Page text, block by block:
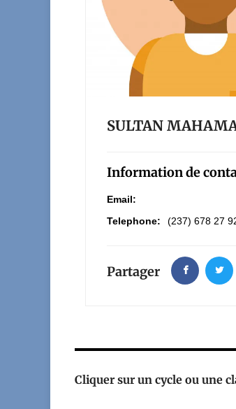
SULTAN
Information de
Email:
Telephone:
(237) 678 27
Partager
Cliquer sur un cycle ou une